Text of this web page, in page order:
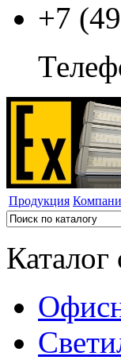
+7
Продукция
Каталог